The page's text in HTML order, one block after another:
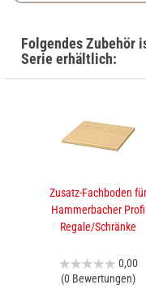
Folgendes Zubehör
Serie erhältlich:
Zusatz-Fachboden für
Hammerbacher Profi
Regale/Schränke
0,00
(0 Bewertungen)